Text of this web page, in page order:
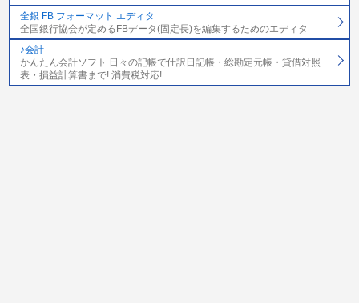
全銀 FB フォーマット エディタ
全国銀行協会が定めるFBデータ(固定長)を編集するためのエディタ
♪会計
かんたん会計ソフト 日々の記帳で仕訳日記帳・総勘定元帳・貸借対照
表・損益計算書まで! 消費税対応!